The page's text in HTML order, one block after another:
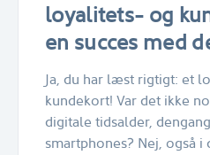
loyalitets- og
en succes med
Ja, du har læst rigtigt: et
kundekort! Var det ikke
digitale tidsalder,
smartphones? Nej, også i